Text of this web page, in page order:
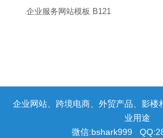
企业服务网站模板 B121
企业网站、跨境电商、外贸产品、影楼
业用途
微信:bshark999